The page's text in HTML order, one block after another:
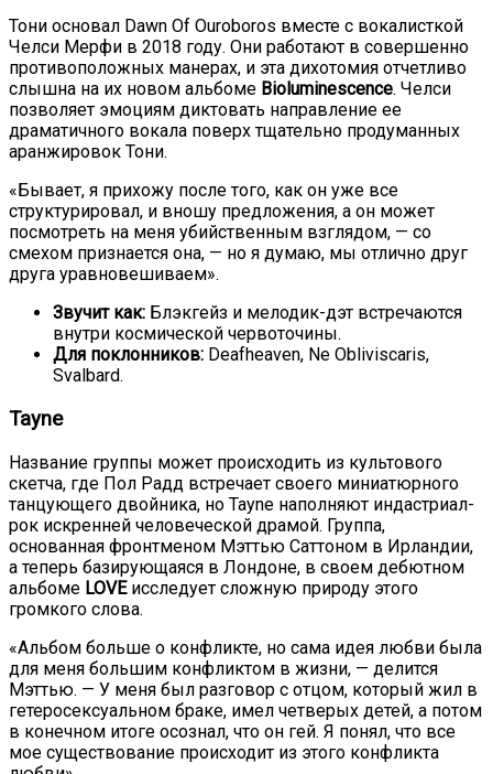
Тони основал Dawn Of Ouroboros вместе с вокалисткой
Челси Мерфи в 2018 году. Они работают в совершенно
противоположных манерах, и эта дихотомия отчетливо
слышна на их новом альбоме Bioluminescence. Челси
позволяет эмоциям диктовать направление ее
драматичного вокала поверх тщательно продуманных
аранжировок Тони.
«Бывает, я прихожу после того, как он уже все
структурировал, и вношу предложения, а он может
посмотреть на меня убийственным взглядом, — со
смехом признается она, — но я думаю, мы отлично друг
друга уравновешиваем».
Звучит как: Блэкгейз и мелодик-дэт встречаются
внутри космической червоточины.
Для поклонников: Deafheaven, Ne Obliviscaris,
Svalbard.
Tayne
Название группы может происходить из культового
скетча, где Пол Радд встречает своего миниатюрного
танцующего двойника, но Tayne наполняют индастриал-
рок искренней человеческой драмой. Группа,
основанная фронтменом Мэттью Саттоном в Ирландии,
а теперь базирующаяся в Лондоне, в своем дебютном
альбоме LOVEисследует сложную природу этого
громкого слова.
«Альбом больше о конфликте, но сама идея любви была
для меня большим конфликтом в жизни, — делится
Мэттью. — У меня был разговор с отцом, который жил в
гетеросексуальном браке, имел четверых детей, а потом
в конечном итоге осознал, что он гей. Я понял, что все
мое существование происходит из этого конфликта